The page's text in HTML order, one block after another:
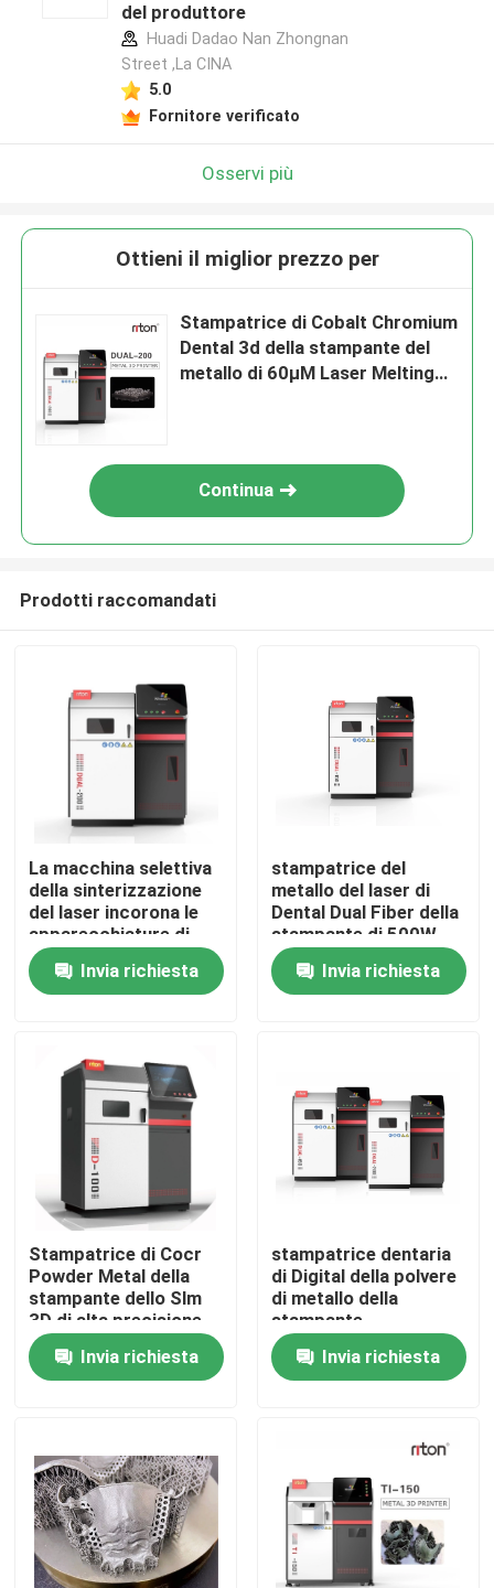
Casa
Contatti
Prodotti
Stampante del metallo 3D del laser
Stampante dentaria del metallo 3D
Stampante dello SLM 3D
Stampante LCD 3D
Resina fotosensibile
del produttore
Huadi Dadao Nan Zhongnan
Street ,La CINA
5.0
Fornitore verificato
Osservi più
Ottieni il miglior prezzo per
Stampatrice di Cobalt Chromium
Dental 3d della stampante del
metallo di 60μM Laser Melting
Continua
Prodotti raccomandati
La macchina selettiva
della sinterizzazione
del laser incorona le
apparecchiature di
stampa dentarie del
metallo delle strutture
3d
Invia richiesta
stampatrice del
metallo del laser di
Dental Dual Fiber della
stampante di 500W
DMLS 3D
Invia richiesta
Stampatrice di Cocr
Powder Metal della
stampante dello Slm
3D di alta precisione
Invia richiesta
stampatrice dentaria
di Digital della polvere
di metallo della
stampante
14000mm/S di
1.064μM Jewelry 3D
Invia richiesta